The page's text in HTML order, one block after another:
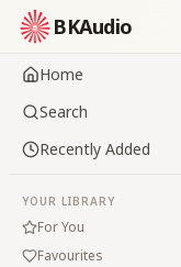
BKAudio
Home
Search
Recently Added
YOUR LIBRARY
For You
Favourites